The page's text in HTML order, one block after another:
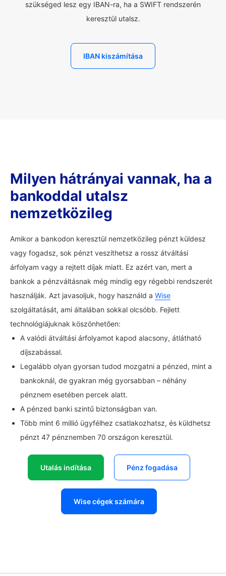
szükséged lesz egy IBAN-ra, ha a SWIFT rendszerén
keresztül utalsz.
IBAN kiszámítása
Milyen hátrányai vannak, ha a
bankoddal utalsz
nemzetközileg
Amikor a bankodon keresztül nemzetközileg pénzt küldesz
vagy fogadsz, sok pénzt veszíthetsz a rossz átváltási
árfolyam vagy a rejtett díjak miatt. Ez azért van, mert a
bankok a pénzváltásnak még mindig egy régebbi rendszerét
használják. Azt javasoljuk, hogy használd a Wise
szolgáltatását, ami általában sokkal olcsóbb. Fejlett
technológiájuknak köszönhetően:
A valódi átváltási árfolyamot kapod alacsony, átlátható
díjszabással.
Legalább olyan gyorsan tudod mozgatni a pénzed, mint a
bankoknál, de gyakran még gyorsabban – néhány
pénznem esetében percek alatt.
A pénzed banki szintű biztonságban van.
Több mint 6 millió ügyfélhez csatlakozhatsz, és küldhetsz
pénzt 47 pénznemben 70 országon keresztül.
Utalás indítása Pénz fogadása
Wise cégek számára